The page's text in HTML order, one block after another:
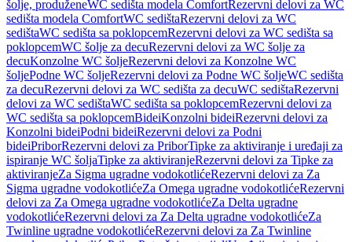
šolje, produženeWC sedišta modela ComfortRezervni delovi za WC
sedišta modela ComfortWC sedištaRezervni delovi za WC
sedištaWC sedišta sa poklopcemRezervni delovi za WC sedišta sa
poklopcemWC šolje za decuRezervni delovi za WC šolje za
decuKonzolne WC šoljeRezervni delovi za Konzolne WC
šoljePodne WC šoljeRezervni delovi za Podne WC šoljeWC sedišta
za decuRezervni delovi za WC sedišta za decuWC sedištaRezervni
delovi za WC sedištaWC sedišta sa poklopcemRezervni delovi za
WC sedišta sa poklopcemBideiKonzolni bideiRezervni delovi za
Konzolni bideiPodni bideiRezervni delovi za Podni
bideiPriborRezervni delovi za PriborTipke za aktiviranje i uređaji za
ispiranje WC šoljaTipke za aktiviranjeRezervni delovi za Tipke za
aktiviranjeZa Sigma ugradne vodokotlićeRezervni delovi za Za
Sigma ugradne vodokotlićeZa Omega ugradne vodokotlićeRezervni
delovi za Za Omega ugradne vodokotlićeZa Delta ugradne
vodokotlićeRezervni delovi za Za Delta ugradne vodokotlićeZa
Twinline ugradne vodokotlićeRezervni delovi za Za Twinline